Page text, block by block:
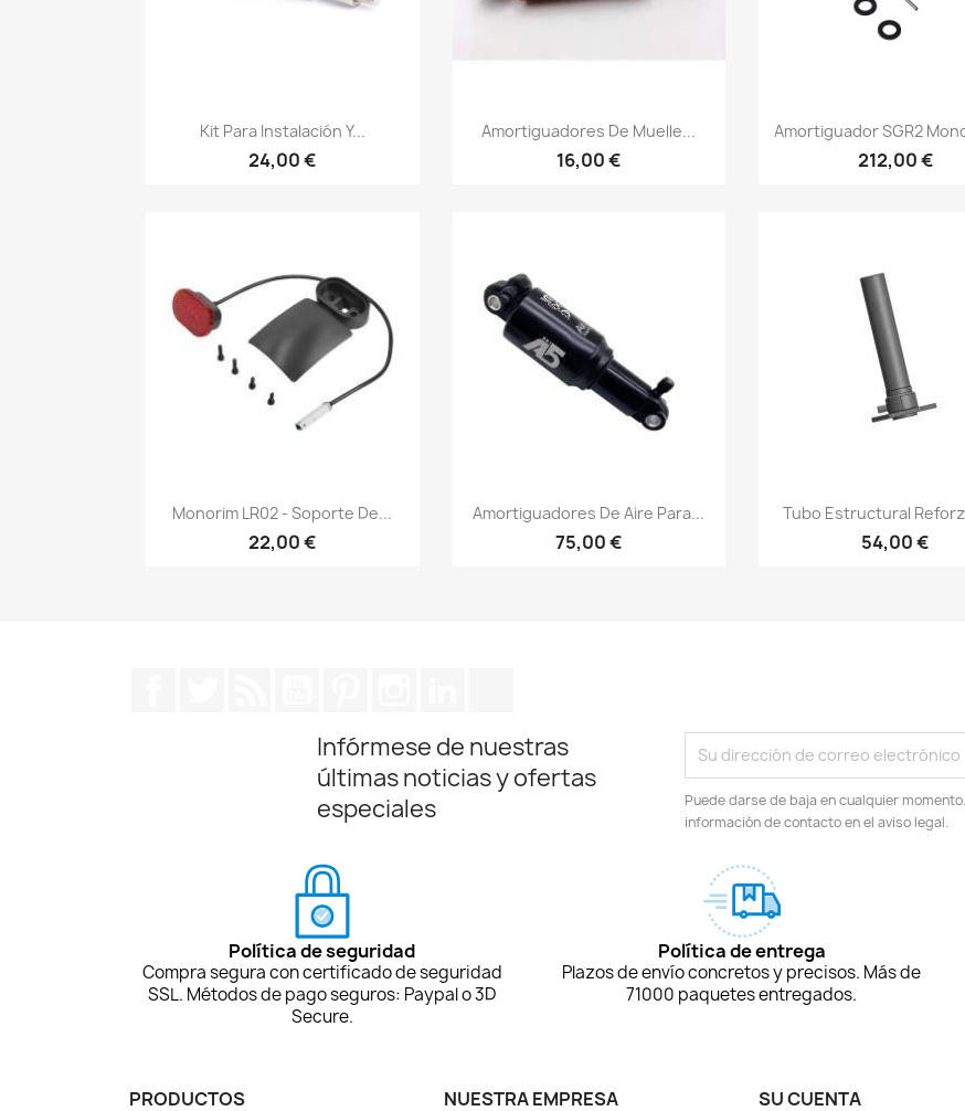
Vista rápida
Kit Para Instalación Y...
24,00 €
Vista rápida
Amortiguadores De Muelle...
16,00 €
Vista rápida
Amortiguador SGR2
212,00 €
Vista rápida
Monorim LR02 - Soporte De...
22,00 €
Vista rápida
Amortiguadores De Aire Para...
75,00 €
Vista rápida
Tubo Estructural
54,00 €
Infórmese de nuestras
últimas noticias y ofertas
especiales
Puede darse de baja en cualquier
información de contacto en el aviso legal.
Política de seguridad
Compra segura con certificado de seguridad
SSL. Métodos de pago seguros: Paypal o 3D
Secure.
Política de entrega
Plazos de envío concretos y precisos. Más de
71000 paquetes entregados.
PRODUCTOS NUESTRA EMPRESA SU CUENTA